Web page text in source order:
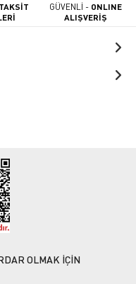
GÜVENLİ - ONLINE
ALIŞVERİŞ
OLMAK İÇİN